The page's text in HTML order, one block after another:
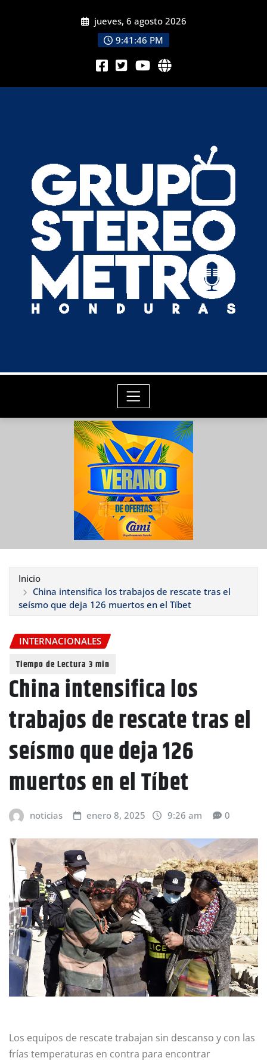
jueves, 6 agosto 2026
9:41:48 PM
Inicio
China intensifica los trabajos de rescate tras el
seísmo que deja 126 muertos en el Tíbet
INTERNACIONALES
China intensifica los
trabajos de rescate tras el
seísmo que deja 126
muertos en el Tíbet
noticias enero 8, 2025 9:26 am 0
Los equipos de rescate trabajan sin descanso y con las
frías temperaturas en contra para encontrar